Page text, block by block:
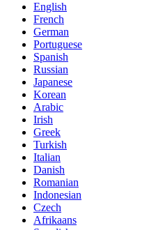
English
French
German
Portuguese
Spanish
Russian
Japanese
Korean
Arabic
Irish
Greek
Turkish
Italian
Danish
Romanian
Indonesian
Czech
Afrikaans